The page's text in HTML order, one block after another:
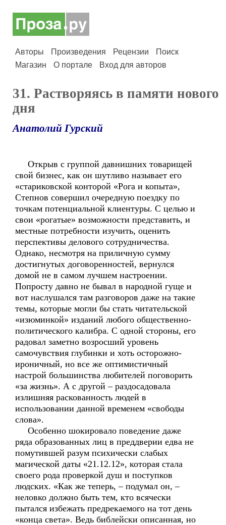
Авторы Произведения Рецензии
Поиск
Магазин
О портале Вход для авторов
31. Растворяясь в памяти нового
дня
Анатолий Гурский
Открыв с группой давнишних товарищей
свой бизнес, как он шутливо называет его
«стариковской конторой «Рога и копыта»,
Степнов совершил очередную поездку по
точкам потенциальной клиентуры. С целью и
свои «рогатые» возможности представить, и
местные потребности изучить, оценить
перспективы делового сотрудничества.
Однако, несмотря на приличную сумму
достигнутых договоренностей, вернулся
домой не в самом лучшем настроении.
Попросту давно не бывал в народной гуще и
вот наслушался там разговоров даже на такие
темы, которые могли бы стать читательской
«изюминкой» изданий любого общественно-
политического калибра. С одной стороны, его
радовал заметно возросший уровень
самочувствия глубинки и хоть осторожно-
ироничный, но все же оптимистичный
настрой большинства любителей поговорить
«за жизнь». А с другой – раздосадовала
излишняя раскованность людей в
использовании данной временем «свободы
слова».
Особенно шокировало поведение даже
ряда образованных лиц в преддверии едва не
помутившей разум психически слабых
магической даты «21.12.12», которая стала
своего рода проверкой душ и поступков
людских. «Как же теперь, – подумал он, –
неловко должно быть тем, кто всячески
пытался избежать предрекаемого на тот день
«конца света». Ведь библейски описанная, но